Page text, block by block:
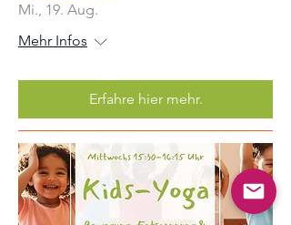
Mi., 19. Aug.
Mehr Infos
Erfahre hier mehr.